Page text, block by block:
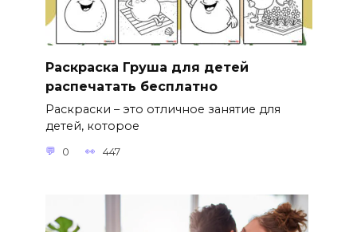
Раскраска Груша для детей
распечатать бесплатно
Раскраски – это отличное занятие для
детей, которое
0 447